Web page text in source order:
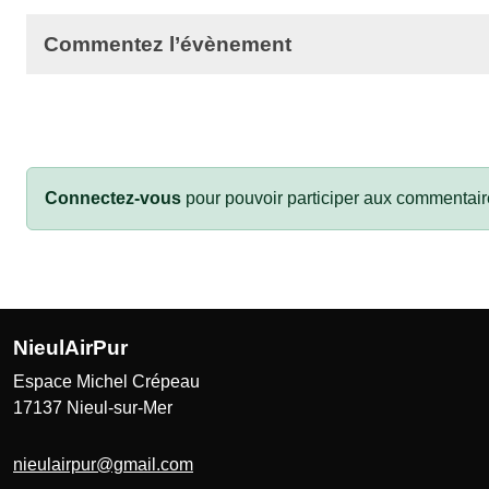
Commentez l’évènement
Connectez-vous pour pouvoir participer aux
NieulAirPur
Espace Michel Crépeau
17137 Nieul-sur-Mer
nieulairpur@gmail.com